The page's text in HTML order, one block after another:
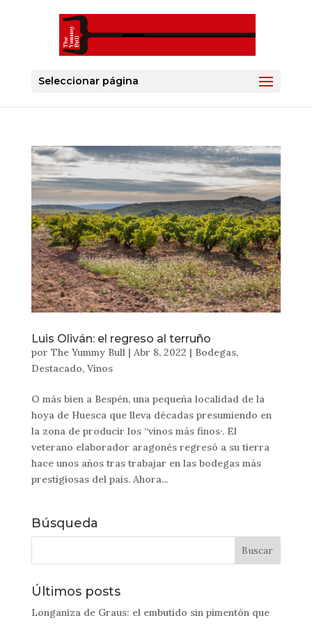
Seleccionar página
Luis Oliván: el regreso al terruño
por The Yummy Bull| Abr 8, 2022 | Bodegas,
Destacado, Vinos
O más bien a Bespén, una pequeña localidad de la
hoya de Huesca que lleva décadas presumiendo en
la zona de producir los “vinos más finos·. El
veterano elaborador aragonés regresó a su tierra
hace unos años tras trabajar en las bodegas más
prestigiosas del país. Ahora...
Búsqueda
Últimos posts
Longaniza de Graus: el embutido sin pimentón que